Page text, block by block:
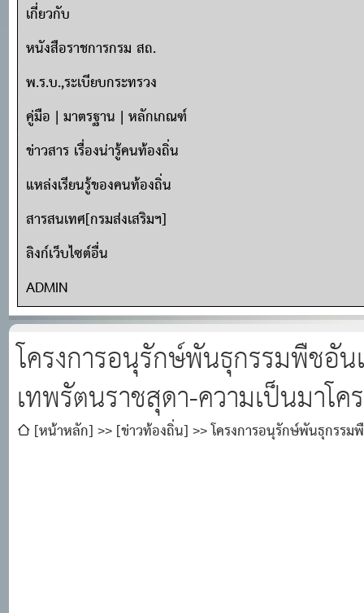
เกี่ยวกับ
หนังสือราชการกรม สถ.
พ.ร.บ.,ระเบียบกระทรวง
คู่มือ | มาตรฐาน | หลักเกณฑ์
ข่าวสาร เรื่องน่ารู้คนท้องถิ่น
แหล่งเรียนรู้ของคนท้องถิ่น
สารสนเทศ[กรมส่งเสริมฯ]
ลิงก์เว็บไซต์อื่น
ADMIN
โครงการอนุรักษ์พันธุกรรมพืชอั
เทพรัตนราชสุดา-ความเป็นมาโค
[หน้าหลัก] [ข่าวท้องถิ่น]
โครงการอนุรักษ์พันธุกรรม